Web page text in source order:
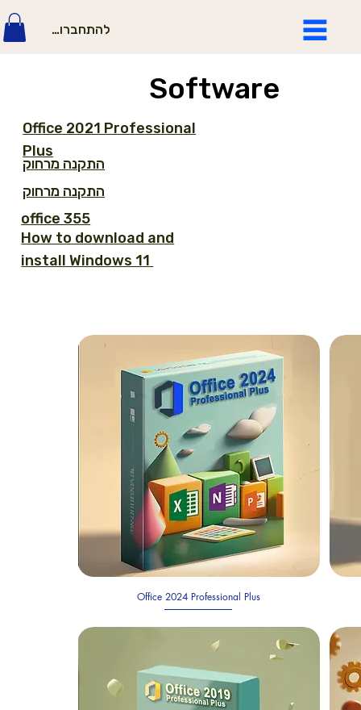
להתחברות
Software
Office 2021 Professional
Plus
התקנה מרחוק
התקנה מרחוק
office 355
How to download and
install Windows 11
Office 2024 Professional Plus